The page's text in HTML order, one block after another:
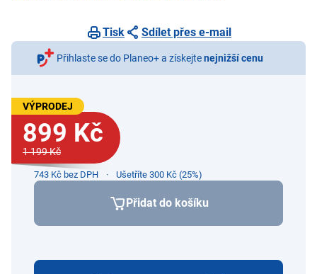
Tisk Sdílet přes e-mail
Přihlaste se do Planeo+ a získejtenejnižší cenu
VÝPRODEJ
899 Kč
1 199 Kč
743 Kč bez DPH Ušetříte 300 Kč (25%)
Přidat do košíku